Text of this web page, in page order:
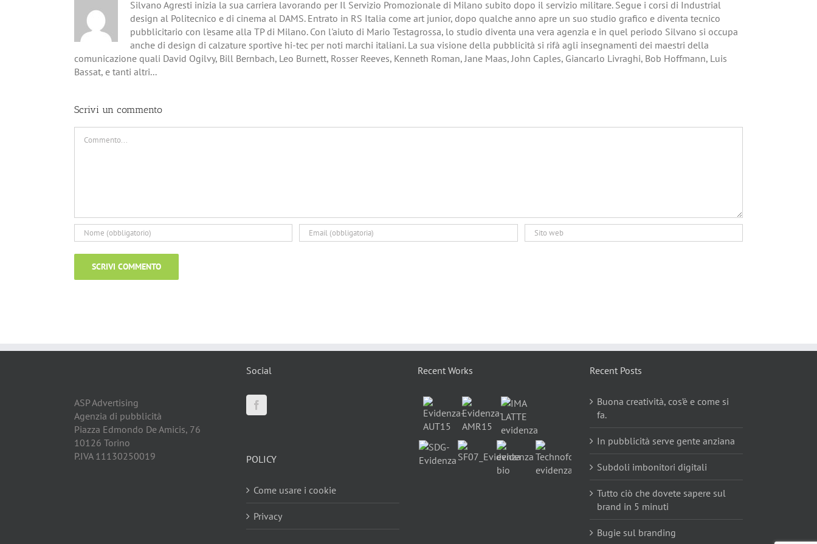
Silvano Agresti inizia la sua carriera lavorando per Il Servizio Promozionale di Milano subito dopo il servizio militare. Segue i corsi di Industrial
design al Politecnico e di cinema al DAMS. Entrato in RS Italia come art junior, dopo qualche anno apre un suo studio grafico e diventa tecnico
pubblicitario con l'esame alla TP di Milano. Con l'aiuto di Mario Testagrossa, lo studio diventa una vera agenzia e in quel periodo Silvano si occupa
anche di design di calzature sportive hi-tec per noti marchi italiani. La sua visione della pubblicità si rifà agli insegnamenti dei maestri della
comunicazione quali David Ogilvy, Bill Bernbach, Leo Burnett, Rosser Reeves, Kenneth Roman, Jane Maas, John Caples, Giancarlo Livraghi, Bob Hoffmann, Luis
Bassat, e tanti altri...
Scrivi un commento
ASP Advertising
Agenzia di pubblicità
Piazza Edmondo De Amicis, 76
10126 Torino
P.IVA 11130250019
Social
POLICY
Come usare i cookie
Privacy
Recent Works Recent Posts
Buona creatività, cos’è e come si
fa.
In pubblicità serve gente anziana
Subdoli imbonitori digitali
Tutto ciò che dovete sapere sul
brand in 5 minuti
Bugie sul branding